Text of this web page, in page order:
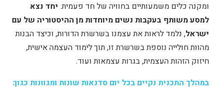
ומקנה כלים משמעותיים בחוויה של חד פעמית. יחד נצא
למסע משותף בעקבות נשים מיוחדות מן ההיסטוריה של עם
ישראל, נלמד לראות את עצמנו בשרשרת הדורות, וכיצד הבנות
מהוות חולייה נוספת בשרשרת זו, תוך לימוד העצמה אישית,
חיזוק הזהות העצמית, בגרות עצמאות ועוד.
במהלך התכנית נקיים בכל יום סדנאות שונות ומגוונות כגון: